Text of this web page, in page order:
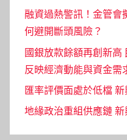
融資過熱警訊！金管會
何避開斷頭風險？
國銀放款餘額再創新高
反映經濟動能與資金需
匯率評價面處於低檔
地緣政治重組供應鏈